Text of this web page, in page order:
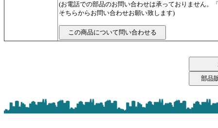
(お電話での部品のお問い合わせは承っておりません。
そちらからお問い合わせお願い致します)